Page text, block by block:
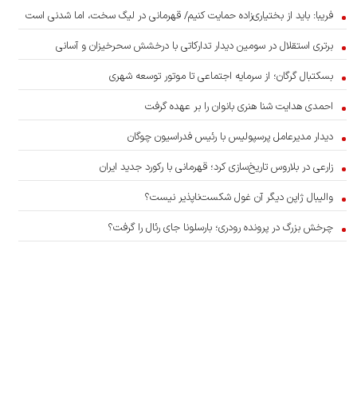
فریبا: باید از بختیاری‌زاده حمایت کنیم/ قهرمانی در لیگ سخت، اما شدنی است
برتری استقلال در سومین دیدار تدارکاتی با درخشش سحرخیزان و آسانی
بسکتبال گرگان؛ از سرمایه اجتماعی تا موتور توسعه شهری
احمدی هدایت شنا هنری بانوان را بر عهده گرفت
دیدار مدیرعامل پرسپولیس با رئیس فدراسیون چوگان
زارعی در بلاروس تاریخ‌سازی کرد؛ قهرمانی با رکورد جدید ایران
والیبال ژاپن دیگر آن غول شکست‌ناپذیر نیست؟
چرخش بزرگ در پرونده رودری؛ بارسلونا جای رئال را گرفت؟